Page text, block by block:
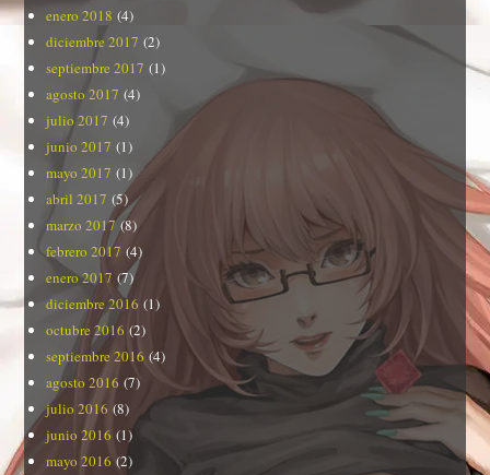
enero 2018 (4)
diciembre 2017 (2)
septiembre 2017 (1)
agosto 2017 (4)
julio 2017 (4)
junio 2017 (1)
mayo 2017 (1)
abril 2017 (5)
marzo 2017(8)
febrero 2017 (4)
enero 2017 (7)
diciembre 2016 (1)
octubre 2016 (2)
septiembre 2016 (4)
agosto 2016 (7)
julio 2016 (8)
junio 2016 (1)
mayo 2016 (2)